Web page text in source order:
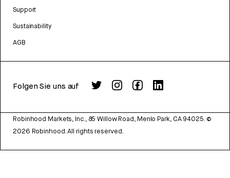
Support
Sustainability
AGB
Folgen Sie uns auf
Robinhood Markets, Inc., 85 Willow Road, Menlo Park, CA 94025. ©
2026 Robinhood. All rights reserved.